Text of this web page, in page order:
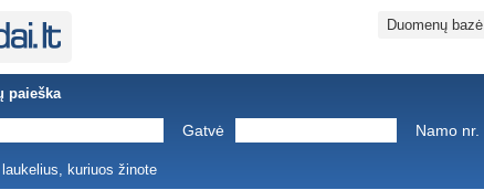
Duomenų bazė
paieška
Gatvė Namo nr.
kuriuos žinote